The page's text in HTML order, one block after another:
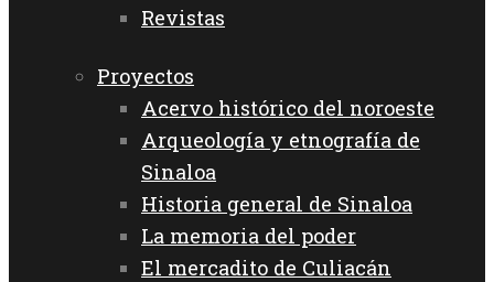
Revistas
Proyectos
Acervo histórico del noroeste
Arqueología y etnografía de
Sinaloa
Historia general de Sinaloa
La memoria del poder
El mercadito de Culiacán